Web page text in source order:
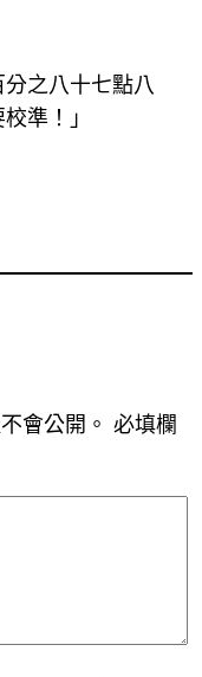
分之八十七點八
準！」
會公開。 必填欄